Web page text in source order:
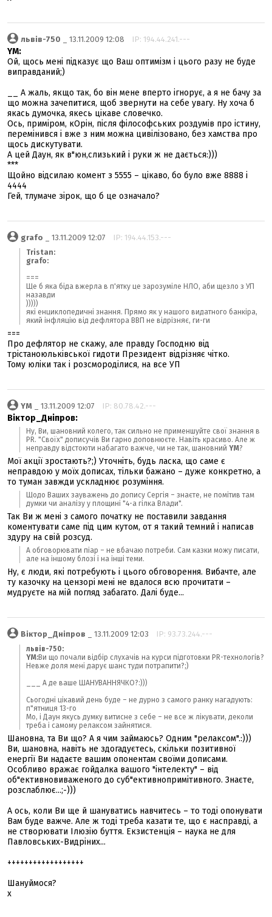
львів-750 _ 13.11.2009 12:08 IP: 194.44.241.---
YM:
Ой, щось мені підказує що Ваш оптимізм і цього разу не буде
виправданий;)
__ А жаль, якщо так, бо він мене вперто ігнорує, а я не бачу за
що можна зачепитися, щоб звернути на себе увагу. Ну хоча б
якась думочка, якесь цікаве словечко.
Ось, приміром, кОрін, після філософських роздумів про істину,
перемінився і вже з ним можна цивілізовано, без хамства про
щось дискутувати.
А цей Даун, як в"юн,слизький і руки ж не дається:)))
***
Щойно відсилаю комент з 5555 – цікаво, бо було вже 8888 і
4444
Гей, тлумаче зірок, що б це означало?
grafo _ 13.11.2009 12:07 IP: 194.44.153.---
Tristan:
grafo:
===
Ще б яка біда вжерла в п'ятку це зарозуміле НЛО, аби щезло з УП
назавди
)))))
які енциклопедичні знання. Прямо як у нашого видатного банкіра,
який інфляцію від дефлятора ВВП не відрізняє, ги-ги
===
Про дефлятор не скажу, але правду Господню від
трістаноюльківської гидоти Президент відрізняє чітко.
Тому юліки так і розсмороділися, на все УП
YM _ 13.11.2009 12:07 IP: 80.78.42.---
Віктор_Дніпров:
Ну, Ви, шановний колего, так сильно не применшуйте свої знання в
PR. "Своїх" дописучів Ви гарно доповнюєте. Навіть красиво. Але ж
неправду відстоюти набагато важче, чи не так, шановний YM?
Мої акції зростають?;) Уточніть, будь ласка, що саме є
неправдою у моїх дописах, тільки бажано – дуже конкретно, а
то туман завжди ускладнює розуміння.
Щодо Ваших зауважень до допису Сергія – знаєте, не помітив там
думки чи аналізу у площині "4-а гілка Влади".
Так Ви ж мені з самого початку не поставили завдання
коментувати саме під цим кутом, от я такий темний і написав
здуру на свій розсуд.
А обговорювати піар – не вбачаю потреби. Сам казки можу писати,
але на іншому блозі і на інші теми.
Ну, є люди, які потребують і цього обговорення. Вибачте, але
ту казочку на цензорі мені не вдалося всю прочитати –
мудруєте на мій погляд забагато. Далі буде...
Віктор_Дніпров _ 13.11.2009 12:03 IP: 93.73.244.---
львів-750:
YM:Ви що почали відбір слухачів на курси підготовки PR-технологів?
Невже доля мені дарує шанс туди потрапити?;)
___ А де ваше ШАНУВАННЯЧКО?:)))
Сьогодні цікавий день буде – не дурно з самого ранку нагадують:
п"ятниця 13-го
Мо, і Даун якусь думку витисне з себе – не все ж лікувати, деколи
треба і самому релаксом зайнятися.
Шановна, та Ви що? А я чим займаюсь? Одним "релаксом".:)))
Ви, шановна, навіть не здогадуєтесь, скільки позитивної
енергії Ви надаєте вашим опонентам своїми дописами.
Особливо вражає гойдалка вашого "інтелекту" – від
об"ективновиваженого до суб"ективнопримітивного. Знаєте,
розслаблює...;-)))
А ось, коли Ви ще й шануватись навчитесь – то тоді опонувати
Вам буде важче. Але ж тоді треба казати те, що є насправді, а
не створювати Ілюзію буття. Екзистенція – наука не для
Павловських-Видріних...
++++++++++++++++++
Шануймося?
х